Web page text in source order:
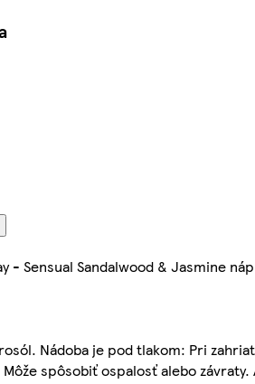
- Sensual Sandalwood & Jasmine
Nádoba je pod tlakom: Pri
spôsobiť ospalosť alebo